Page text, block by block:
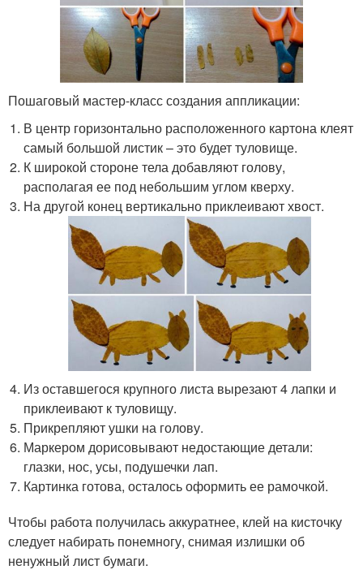
Пошаговый мастер-класс создания аппликации:
В центр горизонтально расположенного картона клеят
самый большой листик – это будет туловище.
К широкой стороне тела добавляют голову,
располагая ее под небольшим углом кверху.
На другой конец вертикально приклеивают хвост.
Из оставшегося крупного листа вырезают 4 лапки и
приклеивают к туловищу.
Прикрепляют ушки на голову.
Маркером дорисовывают недостающие детали:
глазки, нос, усы, подушечки лап.
Картинка готова, осталось оформить ее рамочкой.
Чтобы работа получилась аккуратнее, клей на кисточку
следует набирать понемногу, снимая излишки об
ненужный лист бумаги.